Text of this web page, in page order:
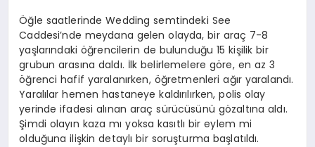
Öğle saatlerinde Wedding semtindeki See
Caddesi’nde meydana gelen olayda, bir araç 7-8
yaşlarındaki öğrencilerin de bulunduğu 15 kişilik bir
grubun arasına daldı. İlk belirlemelere göre, en az 3
öğrenci hafif yaralanırken, öğretmenleri ağır yaralandı.
Yaralılar hemen hastaneye kaldırılırken, polis olay
yerinde ifadesi alınan araç sürücüsünü gözaltına aldı.
Şimdi olayın kaza mı yoksa kasıtlı bir eylem mi
olduğuna ilişkin detaylı bir soruşturma başlatıldı.